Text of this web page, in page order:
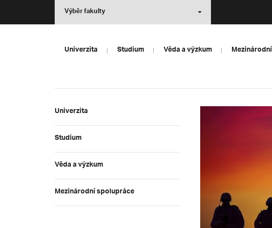
Výběr fakulty
Univerzita Studium Věda a výzkum
Univerzita
Studium
Věda a výzkum
Mezinárodní spolupráce